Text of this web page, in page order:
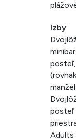
Izby
posteľ,
posteľ
Adults